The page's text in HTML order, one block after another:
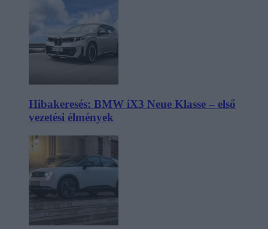
Hibakeresés: BMW iX3 Neue Klasse – első
vezetési élmények